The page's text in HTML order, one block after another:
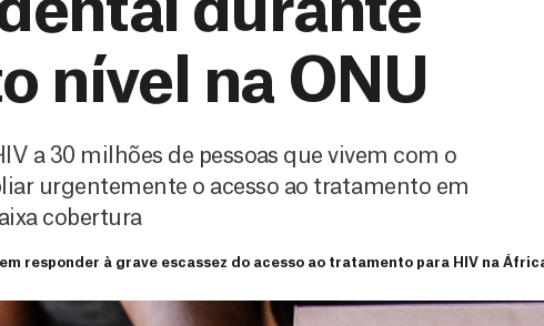
nível na ONU
a 30 milhões de pessoas que vivem com o
urgentemente o acesso ao tratamento em
cobertura
responder à grave escassez do acesso ao tratamento para HIV na